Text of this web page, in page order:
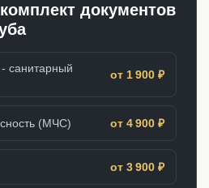
документов
санитарный
от 1 900 ₽
(МЧС) от 4 900 ₽
от 3 900 ₽